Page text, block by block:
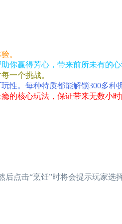
。
你赢得芳心，带来前所未有的
一个挑战。
性。每种特质都能解锁300多种
的核心玩法，保证带来无数小
点击“烹饪”时将会提示玩家选